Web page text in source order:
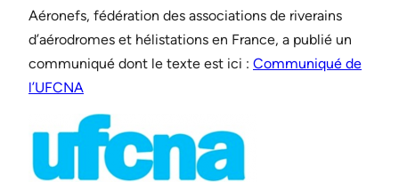
Aéronefs, fédération des associations de riverains
d’aérodromes et hélistations en France, a publié un
communiqué dont le texte est ici : Communiqué de
l’UFCNA